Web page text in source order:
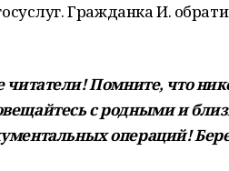
Гражданка И.
Помните, что
с родными и
операций!